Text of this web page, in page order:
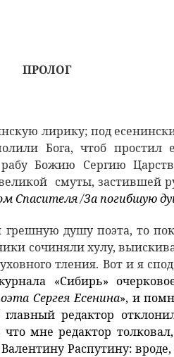
ПРОЛОГ
лирику; под
Бога, чтоб простил
Божию Сергию
смуты, застившей
Спасителя/За погибшую
душу поэта, то
сочиняли хулу,
тления. Вот и я
«Сибирь»
Сергея Есенина», и
редактор
что мне редактор
Распутину: